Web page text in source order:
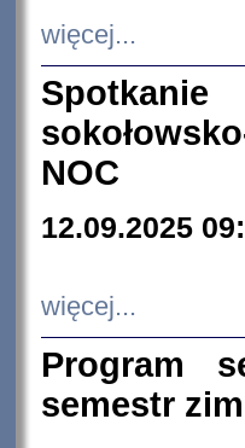
więcej...
NOC
12.09.2025
więcej...
Program
semestr